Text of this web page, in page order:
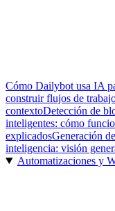
Cómo Dailybot usa IA
construir flujos de
contextoDetección de
inteligentes: cómo
explicadosGeneración
inteligencia: visión
Automatizaciones y